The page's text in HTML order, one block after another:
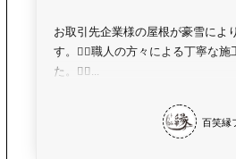
お取引先企業様の屋根が豪雪によ
す。👷‍♂️職人の方々による丁寧な施
た。👷‍♀️...
百笑縁